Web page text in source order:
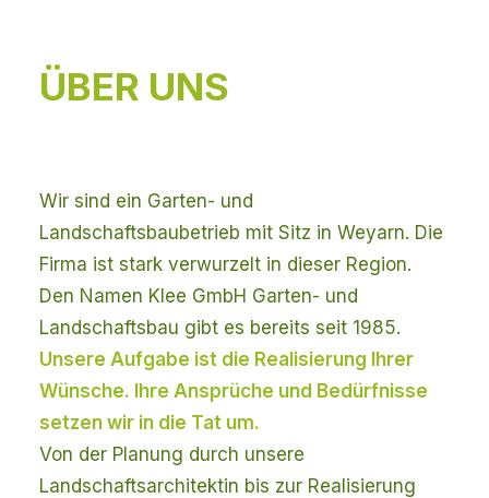
ÜBER UNS
Wir sind ein Garten- und
Landschaftsbaubetrieb mit Sitz in Weyarn. Die
Firma ist stark verwurzelt in dieser Region.
Den Namen Klee GmbH Garten- und
Landschaftsbau gibt es bereits seit 1985.
Unsere Aufgabe ist die Realisierung Ihrer
Wünsche. Ihre Ansprüche und Bedürfnisse
setzen wir in die Tat um.
Von der Planung durch unsere
Landschaftsarchitektin bis zur Realisierung